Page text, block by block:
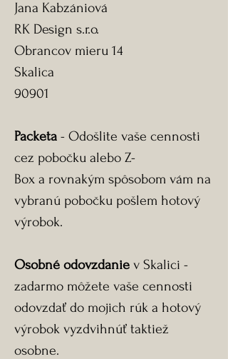
Jana Kabzániová
RK Design s.r.o.
Obrancov mieru 14
Skalica
90901
Packeta - Odošlite vaše cennosti
cez pobočku alebo Z-
Box a rovnakým spôsobom vám na
vybranú pobočku pošlem hotový
výrobok.
Osobné odovzdanie v Skalici -
zadarmo môžete vaše cennosti
odovzdať do mojich rúk a hotový
výrobok vyzdvihnúť taktiež
osobne.